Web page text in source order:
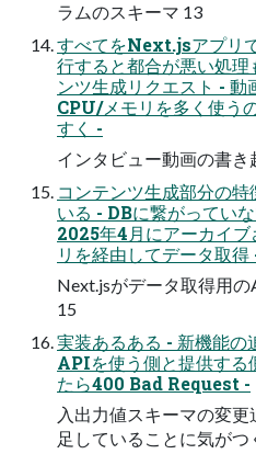
ラムのスキーマ 13
すべてをNext.jsアプリ
行すると都合が悪い処
ンツ生成リクエスト -
CPU/メモリを多く使う
すく -
インタビュー動画の書き
コンテンツ生成部分の
いる - DBに繋がって
2025年4月にアーカイ
リを経由してデータ取得
Next.jsがデータ取得用
15
実装あるある - 新機能
APIを使う側と提供する
たら400 Bad Request -
入出力値スキーマの変
足していることに気がつ